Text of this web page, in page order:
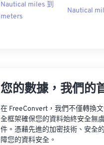
Nautical miles 到
meters
Nautical
您的數據，我們的
在 FreeConvert，我們不僅轉換
全框架確保您的資料始終安全無
件。憑藉先進的加密技術、安全
障您的資料安全。